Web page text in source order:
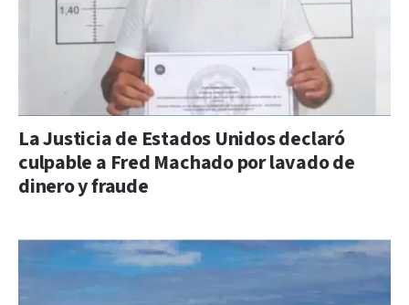
La Justicia de Estados Unidos declaró
culpable a Fred Machado por lavado de
dinero y fraude